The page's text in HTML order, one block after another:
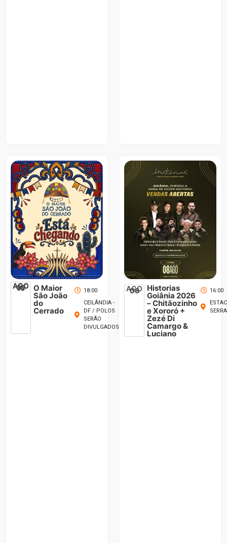
07
AGO
16
AGO O Maior
São João
do
Cerrado
18:00
CEILÂNDIA -
DF / POLOS
SERÃO
DIVULGADOS
08
AGO Historias
Goiânia 2026
– Chitãozinho
e Xororó +
Zezé Di
Camargo &
Luciano
16:00